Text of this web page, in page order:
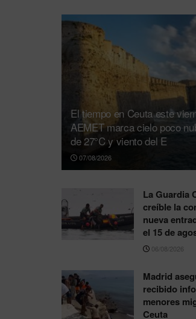
El tiempo en Ceuta este
AEMET marca cielo poco
de 27°C y viento del E
07/08/2026
La Guardia
creíble la
nueva
el 15 de
06/08/2026
Madrid
recibido
menores
Ceuta